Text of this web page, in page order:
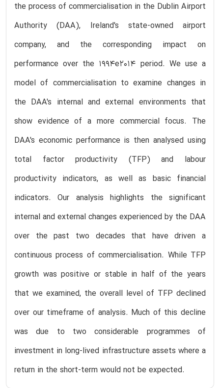
the process of commercialisation in the Dublin Airport
Authority (DAA), Ireland's state-owned airport
company, and the corresponding impact on
performance over the 1994e2014 period. We use a
model of commercialisation to examine changes in
the DAA's internal and external environments that
show evidence of a more commercial focus. The
DAA's economic performance is then analysed using
total factor productivity (TFP) and labour
productivity indicators, as well as basic financial
indicators. Our analysis highlights the significant
internal and external changes experienced by the DAA
over the past two decades that have driven a
continuous process of commercialisation. While TFP
growth was positive or stable in half of the years
that we examined, the overall level of TFP declined
over our timeframe of analysis. Much of this decline
was due to two considerable programmes of
investment in long-lived infrastructure assets where a
return in the short-term would not be expected.